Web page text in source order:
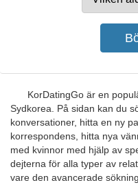
KorDatingGo är en
Sydkorea. På sidan kan du
konversationer, hitta en ny
korrespondens, hitta nya
med kvinnor med hjälp av
dejterna för alla typer av
vare den avancerade